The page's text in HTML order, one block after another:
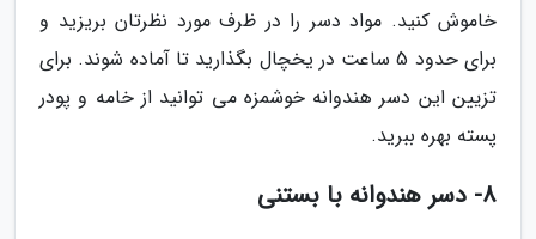
خاموش کنید. مواد دسر را در ظرف مورد نظرتان بریزید و
برای حدود 5 ساعت در یخچال بگذارید تا آماده شوند. برای
تزیین این دسر هندوانه خوشمزه می توانید از خامه و پودر
پسته بهره ببرید.
8- دسر هندوانه با بستنی